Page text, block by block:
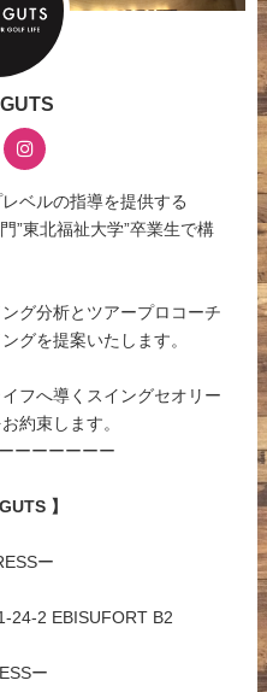
ベルの指導を提供する
”東北福祉大学”卒業生で構
グ分析とツアープロコーチ
グを提案いたします。
フへ導くスイングセオリー
約束します。
ーーーーーー
】
ー
24-2 EBISUFORT B2
ー